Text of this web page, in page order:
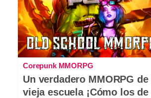
Corepunk MMORPG
Un verdadero MMORPG de
vieja escuela ¡Cómo los de